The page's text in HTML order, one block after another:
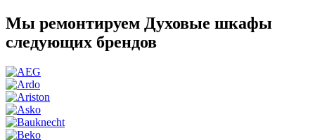
Мы ремонтируем Духовые шкафы
следующих брендов